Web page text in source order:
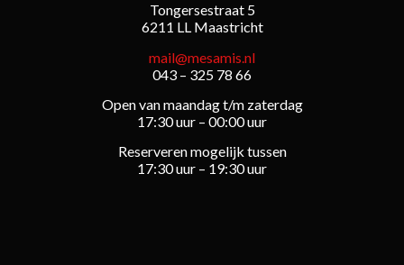
Tongersestraat 5
6211 LL Maastricht
mail@mesamis.nl
043 – 325 78 66
Open van maandag t/m zaterdag
17:30 uur – 00:00 uur
Reserveren mogelijk tussen
17:30 uur – 19:30 uur